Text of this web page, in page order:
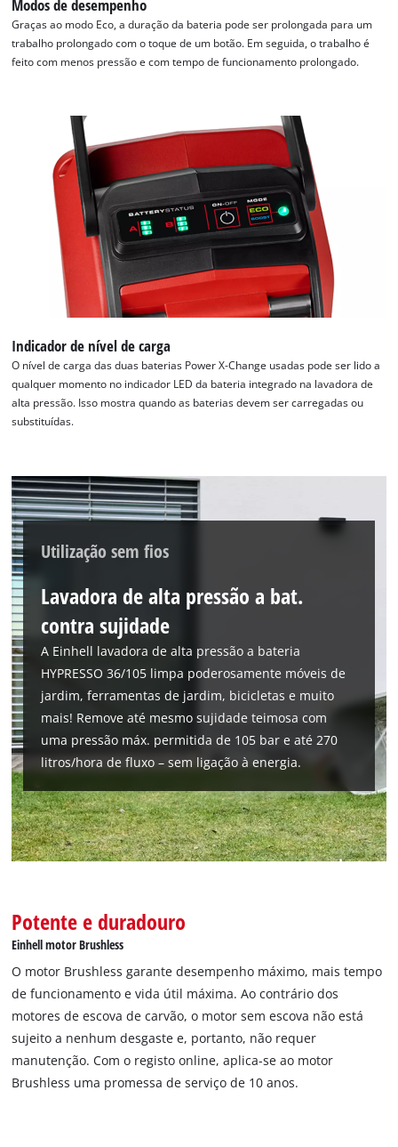
Precisamos do seu consentimento para
carregar o serviço Google Maps!
to trackers that are not disclosed to the
visitor. The website owner needs to setup
the site with their CMP to add this content
to the list of technologies used.
Modos de desempenho
Graças ao modo Eco, a duração da bateria pode ser prolongada para um
trabalho prolongado com o toque de um botão. Em seguida, o trabalho é
feito com menos pressão e com tempo de funcionamento prolongado.
Indicador de nível de carga
O nível de carga das duas baterias Power X-Change usadas pode ser lido a
qualquer momento no indicador LED da bateria integrado na lavadora de
alta pressão. Isso mostra quando as baterias devem ser carregadas ou
substituídas.
Utilização sem fios
Lavadora de alta pressão a bat.
contra sujidade
A Einhell lavadora de alta pressão a bateria
HYPRESSO 36/105 limpa poderosamente móveis de
jardim, ferramentas de jardim, bicicletas e muito
mais! Remove até mesmo sujidade teimosa com
uma pressão máx. permitida de 105 bar e até 270
litros/hora de fluxo – sem ligação à energia.
Potente e duradouro
Einhell motor Brushless
O motor Brushless garante desempenho máximo, mais tempo
de funcionamento e vida útil máxima. Ao contrário dos
motores de escova de carvão, o motor sem escova não está
sujeito a nenhum desgaste e, portanto, não requer
manutenção. Com o registo online, aplica-se ao motor
Brushless uma promessa de serviço de 10 anos.